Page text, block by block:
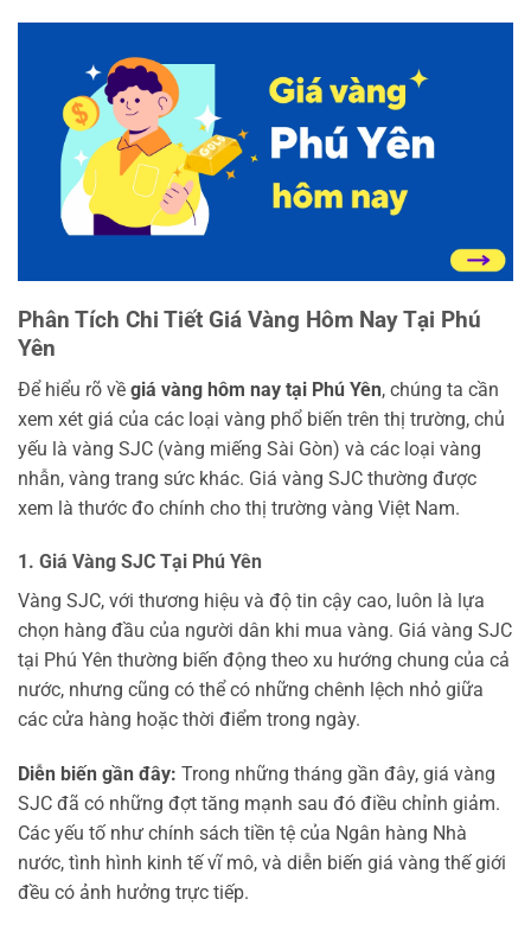
Phân Tích Chi Tiết Giá Vàng Hôm Nay Tại Phú
Yên
Để hiểu rõ về giá vàng hôm nay tại Phú Yên, chúng ta cần
xem xét giá của các loại vàng phổ biến trên thị trường, chủ
yếu là vàng SJC (vàng miếng Sài Gòn) và các loại vàng
nhẫn, vàng trang sức khác. Giá vàng SJC thường được
xem là thước đo chính cho thị trường vàng Việt Nam.
1. Giá Vàng SJC Tại Phú Yên
Vàng SJC, với thương hiệu và độ tin cậy cao, luôn là lựa
chọn hàng đầu của người dân khi mua vàng. Giá vàng SJC
tại Phú Yên thường biến động theo xu hướng chung của cả
nước, nhưng cũng có thể có những chênh lệch nhỏ giữa
các cửa hàng hoặc thời điểm trong ngày.
Diễn biến gần đây: Trong những tháng gần đây, giá vàng
SJC đã có những đợt tăng mạnh sau đó điều chỉnh giảm.
Các yếu tố như chính sách tiền tệ của Ngân hàng Nhà
nước, tình hình kinh tế vĩ mô, và diễn biến giá vàng thế giới
đều có ảnh hưởng trực tiếp.